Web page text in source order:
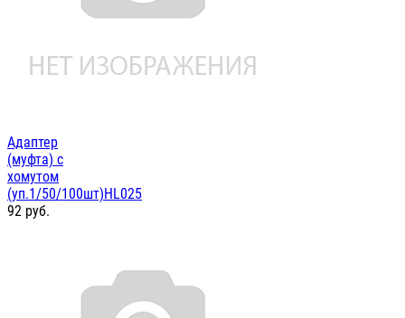
Адаптер
(муфта) с
хомутом
(уп.1/50/100шт)HL025
92 руб.